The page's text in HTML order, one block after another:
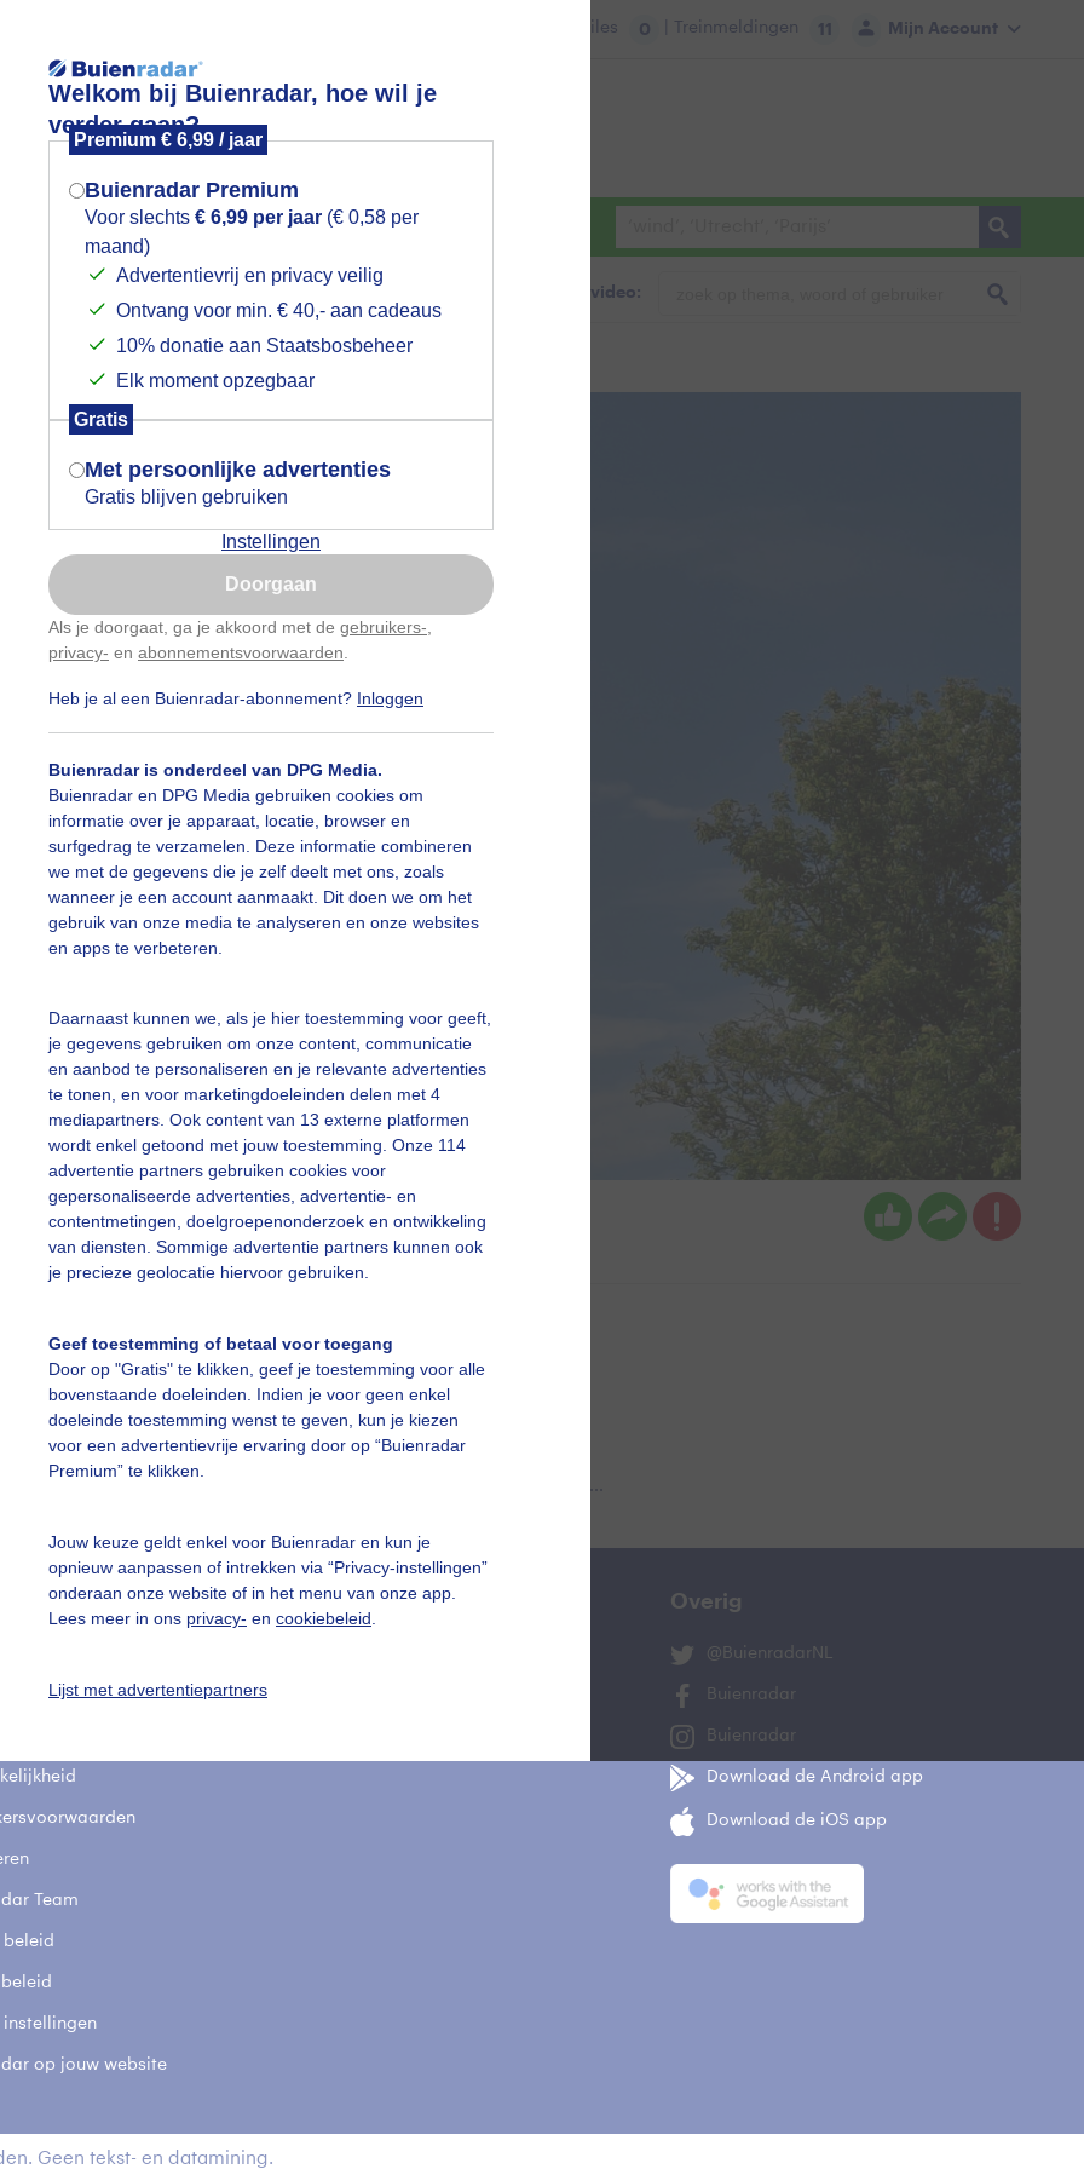
Welkom bij Buienradar, hoe wil je
verder gaan?
Premium € 6,99 / jaar
Buienradar Premium
Voor slechts € 6,99 per jaar (€ 0,58 per
maand)
Advertentievrij en privacy veilig
Ontvang voor min. € 40,- aan cadeaus
10% donatie aan Staatsbosbeheer
Elk moment opzegbaar
Gratis
Met persoonlijke advertenties
Gratis blijven gebruiken
Instellingen
Doorgaan
Als je doorgaat, ga je akkoord met de gebruikers-
privacy- en abonnementsvoorwaarden
Heb je al een Buienradar-abonnement? Inloggen
Buienradar is onderdeel van DPG Media.
Buienradar en DPG Media gebruiken cookies om
informatie over je apparaat, locatie, browser en
surfgedrag te verzamelen. Deze informatie combineren
we met de gegevens die je zelf deelt met ons, zoals
wanneer je een account aanmaakt. Dit doen we om het
gebruik van onze media te analyseren en onze websites
en apps te verbeteren.
Daarnaast kunnen we, als je hier toestemming voor geeft,
je gegevens gebruiken om onze content, communicatie
en aanbod te personaliseren en je relevante advertenties
te tonen, en voor marketingdoeleinden delen met 4
mediapartners. Ook content van 13 externe platformen
wordt enkel getoond met jouw toestemming. Onze 114
advertentie partners gebruiken cookies voor
gepersonaliseerde advertenties, advertentie- en
contentmetingen, doelgroepenonderzoek en ontwikkeling
van diensten. Sommige advertentie partners kunnen ook
je precieze geolocatie hiervoor gebruiken.
Geef toestemming of betaal voor toegang
Door op "Gratis" te klikken, geef je toestemming voor alle
bovenstaande doeleinden. Indien je voor geen enkel
doeleinde toestemming wenst te geven, kun je kiezen
voor een advertentievrije ervaring door op “Buienradar
Premium” te klikken.
Jouw keuze geldt enkel voor Buienradar en kun je
opnieuw aanpassen of intrekken via “Privacy-instellingen”
onderaan onze website of in het menu van onze app.
Lees meer in ons privacy- en cookiebeleid
Lijst met advertentiepartners
Mijn Account
Files 0 | Treinmeldingen 11
Foto en video Weerzine
Zoeken in foto & video:
public Gemaakt: 17-06-2026, 30x bekeken
vragen
Team
beleid
instellingen
op jouw website
Mijn weer Overig
@BuienradarNL
Buienradar
Buienradar
Download de Android app
Download de iOS app
Geen tekst- en datamining.
Mogen we je locatie gebruiken voor
het weer?
Indien je hier nog geen akkoord op hebt
gegeven, verschijnt er zo een pop-up uit
je browser waarin deze toestemming
gevraagd wordt.
Is goed, toon de popup
Nu niet, misschien later
Gebruik je Safari en wil je niet elke dag deze pop-up
Klikhierom dit aan te passen